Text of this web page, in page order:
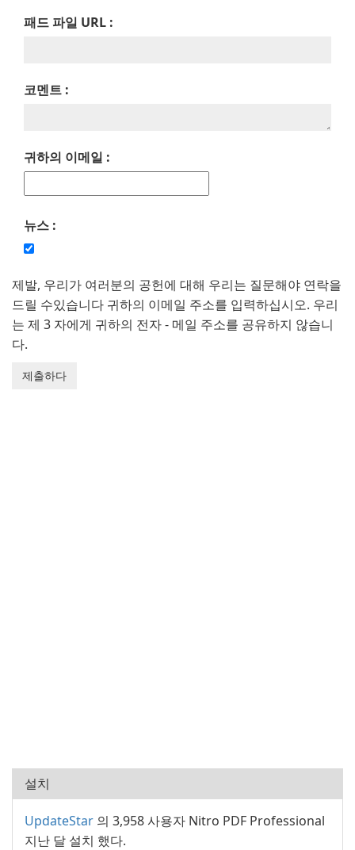
패드 파일 URL :
코멘트 :
귀하의 이메일 :
뉴스 :
제발, 우리가 여러분의 공헌에 대해 우리는 질문해야 연락을
드릴 수있습니다 귀하의 이메일 주소를 입력하십시오. 우리
는 제 3 자에게 귀하의 전자 - 메일 주소를 공유하지 않습니
다.
설치
UpdateStar 의 3,958 사용자 Nitro PDF Professional
지난 달 설치 했다.